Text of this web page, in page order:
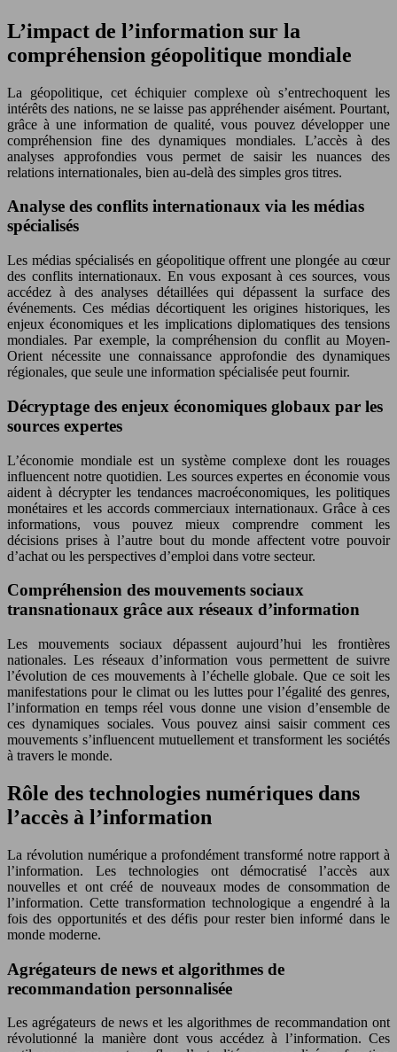
L’impact de l’information sur la
compréhension géopolitique mondiale
La géopolitique, cet échiquier complexe où s’entrechoquent les
intérêts des nations, ne se laisse pas appréhender aisément. Pourtant,
grâce à une information de qualité, vous pouvez développer une
compréhension fine des dynamiques mondiales. L’accès à des
analyses approfondies vous permet de saisir les nuances des
relations internationales, bien au-delà des simples gros titres.
Analyse des conflits internationaux via les médias
spécialisés
Les médias spécialisés en géopolitique offrent une plongée au cœur
des conflits internationaux. En vous exposant à ces sources, vous
accédez à des analyses détaillées qui dépassent la surface des
événements. Ces médias décortiquent les origines historiques, les
enjeux économiques et les implications diplomatiques des tensions
mondiales. Par exemple, la compréhension du conflit au Moyen-
Orient nécessite une connaissance approfondie des dynamiques
régionales, que seule une information spécialisée peut fournir.
Décryptage des enjeux économiques globaux par les
sources expertes
L’économie mondiale est un système complexe dont les rouages
influencent notre quotidien. Les sources expertes en économie vous
aident à décrypter les tendances macroéconomiques, les politiques
monétaires et les accords commerciaux internationaux. Grâce à ces
informations, vous pouvez mieux comprendre comment les
décisions prises à l’autre bout du monde affectent votre pouvoir
d’achat ou les perspectives d’emploi dans votre secteur.
Compréhension des mouvements sociaux
transnationaux grâce aux réseaux d’information
Les mouvements sociaux dépassent aujourd’hui les frontières
nationales. Les réseaux d’information vous permettent de suivre
l’évolution de ces mouvements à l’échelle globale. Que ce soit les
manifestations pour le climat ou les luttes pour l’égalité des genres,
l’information en temps réel vous donne une vision d’ensemble de
ces dynamiques sociales. Vous pouvez ainsi saisir comment ces
mouvements s’influencent mutuellement et transforment les sociétés
à travers le monde.
Rôle des technologies numériques dans
l’accès à l’information
La révolution numérique a profondément transformé notre rapport à
l’information. Les technologies ont démocratisé l’accès aux
nouvelles et ont créé de nouveaux modes de consommation de
l’information. Cette transformation technologique a engendré à la
fois des opportunités et des défis pour rester bien informé dans le
monde moderne.
Agrégateurs de news et algorithmes de
recommandation personnalisée
Les agrégateurs de news et les algorithmes de recommandation ont
révolutionné la manière dont vous accédez à l’information. Ces